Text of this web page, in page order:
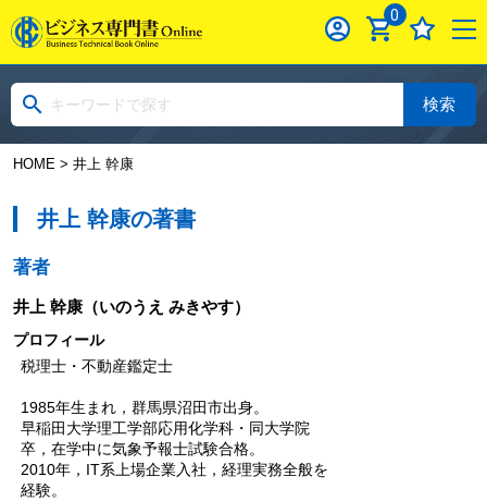
0
検索
HOME> 井上 幹康
井上 幹康の著書
著者
井上 幹康（いのうえ みきやす）
プロフィール
税理士・不動産鑑定士
1985年生まれ，群馬県沼田市出身。
早稲田大学理工学部応用化学科・同大学院
卒，在学中に気象予報士試験合格。
2010年，IT系上場企業入社，経理実務全般を
経験。